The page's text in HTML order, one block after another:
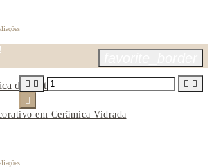
em Cerâmica Vidrada
   
